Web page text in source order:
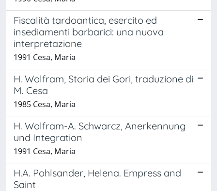
Fiscalità tardoantica, esercito ed
insediamenti barbarici: una nuova
interpretazione
1991 Cesa, Maria
H. Wolfram, Storia dei Gori, traduzione di
M. Cesa
1985 Cesa, Maria
H. Wolfram-A. Schwarcz, Anerkennung
und Integration
1991 Cesa, Maria
H.A. Pohlsander, Helena. Empress and
Saint